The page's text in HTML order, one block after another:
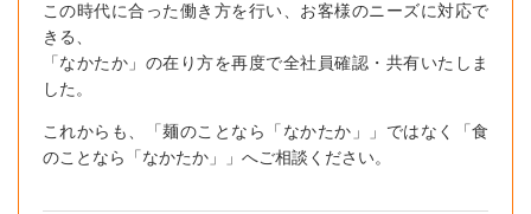
この時代に合った働き方を行い、お客様のニーズに対応で
きる、
「なかたか」の在り方を再度で全社員確認・共有いたしま
した。
これからも、「麺のことなら「なかたか」」ではなく「食
のことなら「なかたか」」へご相談ください。